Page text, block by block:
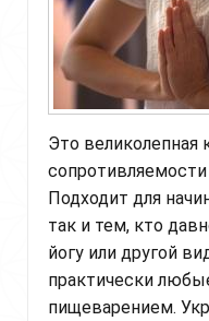
Это
Подходит для
так и тем, кто
йогу или другой
практически
пищеварением.